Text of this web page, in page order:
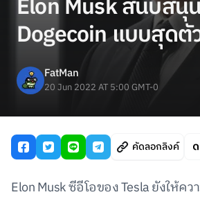
Dogecoin แบบสุดตั
FatMan
20 Jun 2022 AT 5:00 GMT-0
คัดลอกลิงค์
Elon Musk ซีอีโอของ Tesla ยังให้คว